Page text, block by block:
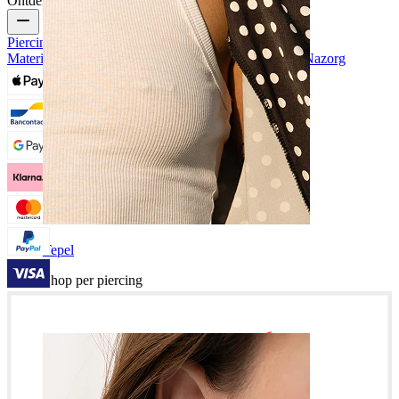
Tepel
Shop per piercing
Piercing Sieraad TypesPiercing Sieraad
Materialen
Veelvoorkomende Piercing Problemen en Nazorg